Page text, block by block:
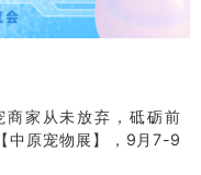
家从未放弃，砥砺前
中原宠物展】，9月7-9